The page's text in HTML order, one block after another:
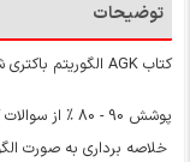
توضیحات
کتاب AGK الگوریتم باکتری شناسی (عمومی-سیستماتیک)
پوشش 90 - 80 % از سوالات کنکور با استفاده از نکات کلیدی
خلاصه برداری به صورت